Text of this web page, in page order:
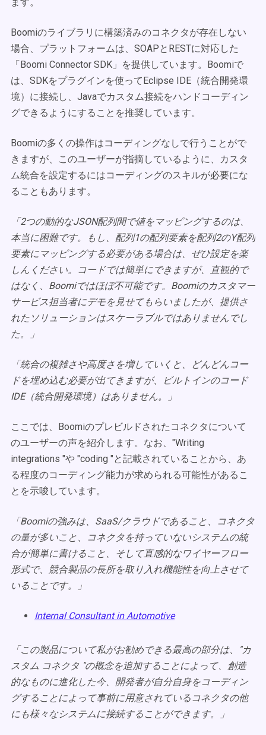
Boomiのライブラリに構築済みのコネクタが存在しない
場合、プラットフォームは、SOAPとRESTに対応した
「Boomi Connector SDK」を提供しています。Boomiで
は、SDKをプラグインを使ってEclipse IDE（統合開発環
境）に接続し、Javaでカスタム接続をハンドコーディン
グできるようにすることを推奨しています。
Boomiの多くの操作はコーディングなしで行うことがで
きますが、このユーザーが指摘しているように、カスタ
ム統合を設定するにはコーディングのスキルが必要にな
ることもあります。
「2つの動的なJSON配列間で値をマッピングするのは、
本当に困難です。もし、配列1の配列要素を配列2のY配列
要素にマッピングする必要がある場合は、ぜひ設定を楽
しんください。コードでは簡単にできますが、直観的で
はなく、Boomiではほぼ不可能です。Boomiのカスタマー
サービス担当者にデモを見せてもらいましたが、提供さ
れたソリューションはスケーラブルではありませんでし
た。」
「統合の複雑さや高度さを増していくと、どんどんコー
ドを埋め込む必要が出てきますが、ビルトインのコード
IDE（統合開発環境）はありません。」
ここでは、Boomiのプレビルドされたコネクタについて
のユーザーの声を紹介します。なお、"Writing
integrations "や "coding "と記載されていることから、あ
る程度のコーディング能力が求められる可能性があるこ
とを示唆しています。
「Boomiの強みは、SaaS/クラウドであること、コネクタ
の量が多いこと、コネクタを持っていないシステムの統
合が簡単に書けること、そして直感的なワイヤーフロー
形式で、競合製品の長所を取り入れ機能性を向上させて
いることです。」
Internal Consultant in Automotive
「この製品について私がお勧めできる最高の部分は、"カ
スタム コネクタ "の概念を追加することによって、創造
的なものに進化した今、開発者が自分自身をコーディン
グすることによって事前に用意されているコネクタの他
にも様々なシステムに接続することができます。」